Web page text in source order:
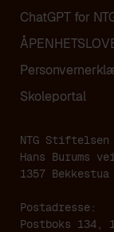
ChatGPT for
Skoleportal
NTG Stiftelsen
Hans Burums
1357 Bekkestua
Postadresse:
Postboks 134,